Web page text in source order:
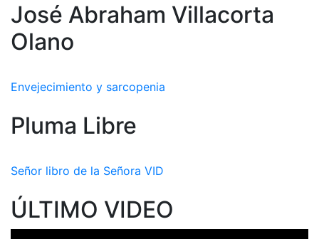
José Abraham Villacorta
Olano
Envejecimiento y sarcopenia
Pluma Libre
Señor libro de la Señora VID
ÚLTIMO VIDEO